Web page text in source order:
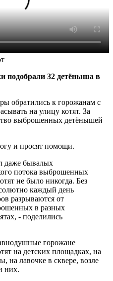
подобрали 32 детёныша в
обратились к горожанам с
на улицу котят. За
выброшенных детёнышей
и просят помощи.
даже бывалых
потока выброшенных
не было никогда. Без
каждый день
разрываются от
в разных
- поделились
горожане
на детских площадках, на
на лавочке в сквере, возле
них.